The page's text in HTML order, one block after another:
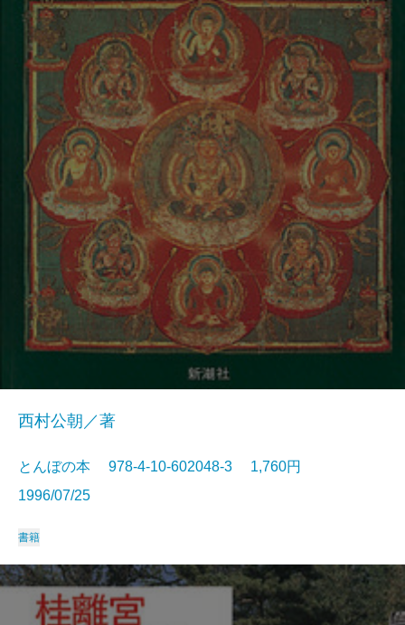
西村公朝／著
とんぼの本 978-4-10-602048-3 1,760円
1996/07/25
書籍